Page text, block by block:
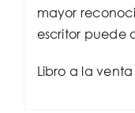
mayor
escritor puede
Libro a la